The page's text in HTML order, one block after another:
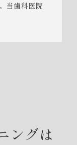
当歯科医院
ングは